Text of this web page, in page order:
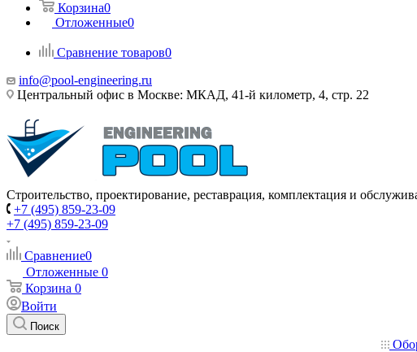
Корзина0
Отложенные0
Сравнение товаров0
info@pool-engineering.ru
Центральный офис в Москве: МКАД, 41-й километр, 4, стр. 22
Строительство, проектирование, реставрация, комплектация и
+7 (495) 859-23-09
+7 (495) 859-23-09
Сравнение0
Отложенные 0
Корзина 0
Войти
Поиск